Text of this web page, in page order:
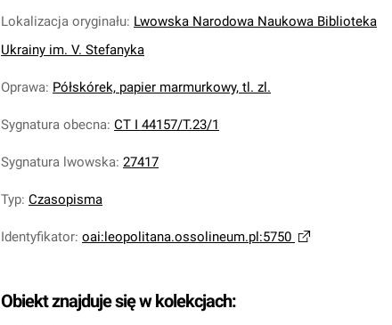
Lokalizacja oryginału: Lwowska Narodowa Naukowa Biblioteka
Ukrainy im. V. Stefanyka
Oprawa: Półskórek, papier marmurkowy, tl. zl.
Sygnatura obecna: CT I 44157/T.23/1
Sygnatura lwowska: 27417
Typ: Czasopisma
Identyfikator: oai:leopolitana.ossolineum.pl:5750
Obiekt znajduje się w kolekcjach: